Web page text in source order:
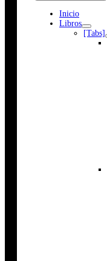
Inicio
Libros
[Tabs]